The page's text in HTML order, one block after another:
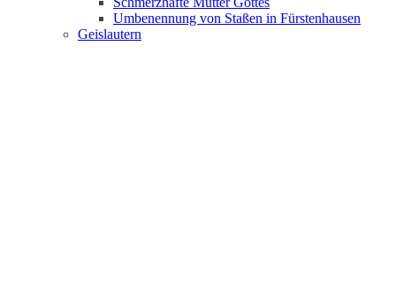
Umbenennung von Staßen in Fürstenhausen
Geislautern